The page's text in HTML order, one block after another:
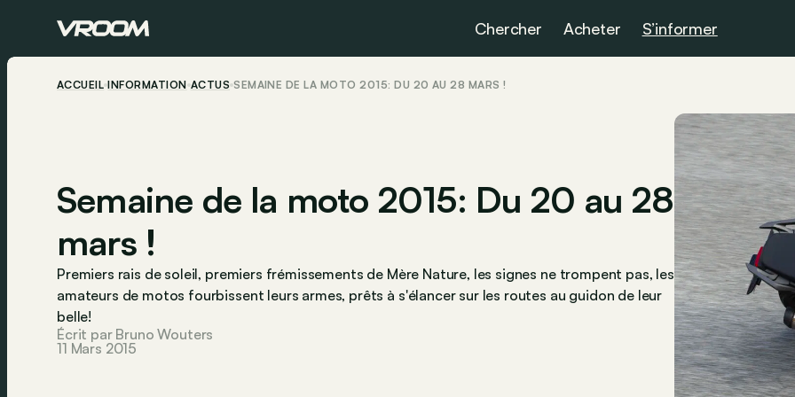
Chercher Acheter S’informer
ACCUEIL INFORMATION ACTUS SEMAINE DE LA MOTO 2015: DU 20 AU 28 MARS !
Semaine de la moto 2015: Du 20 au 28
mars !
Premiers rais de soleil, premiers frémissements de Mère Nature, les signes ne trompent pas, les
amateurs de motos fourbissent leurs armes, prêts à s'élancer sur les routes au guidon de leur
belle!
Écrit par Bruno Wouters
11 Mars 2015